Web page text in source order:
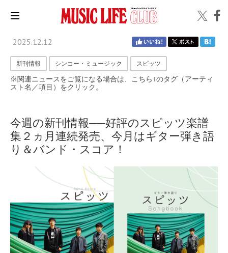
2025.12.12
新刊情報 シンコー・ミュージック スピッツ
※関連ニュースをご覧になる場合は、こちら↑のタグ（アーティ
スト名／項目）をクリック。
今週の新刊情報──好評のスピッツ楽譜
集２ヵ月連続発売、今月はギター弾き語
り＆バンド・スコア！